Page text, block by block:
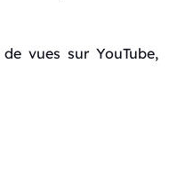
vues sur YouTube,